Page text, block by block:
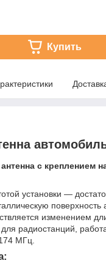
Купить
с креплением
установки —
поверхность
изменением
радиостанций,
МГц.